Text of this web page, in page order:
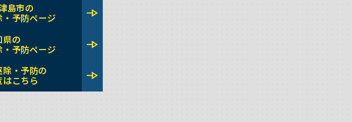
島市の
予防ページ
line_end_arrow
県の
予防ページ
line_end_arrow
・予防の
こちら
line_end_arrow